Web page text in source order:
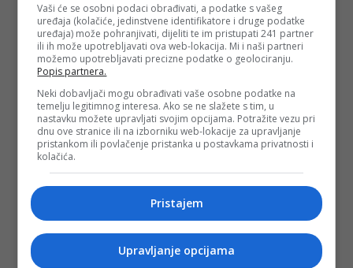
Vaši će se osobni podaci obrađivati, a podatke s vašeg
uređaja (kolačiće, jedinstvene identifikatore i druge podatke
uređaja) može pohranjivati, dijeliti te im pristupati 241 partner
ili ih može upotrebljavati ova web-lokacija. Mi i naši partneri
možemo upotrebljavati precizne podatke o geolociranju.
Popis partnera.
Neki dobavljači mogu obrađivati vaše osobne podatke na
temelju legitimnog interesa. Ako se ne slažete s tim, u
nastavku možete upravljati svojim opcijama. Potražite vezu pri
dnu ove stranice ili na izborniku web-lokacije za upravljanje
pristankom ili povlačenje pristanka u postavkama privatnosti i
kolačića.
Pristajem
Upravljanje opcijama